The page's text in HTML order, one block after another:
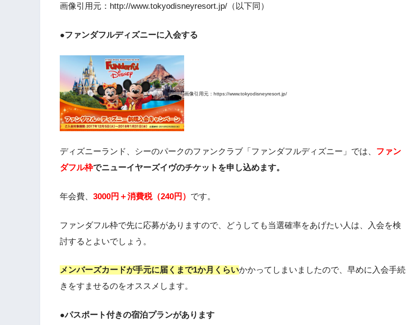
画像引用元：http://www.tokyodisneyresort.jp/（以下同）
●ファンダフルディズニーに入会する
画像引用元：https://www.tokyodisneyresort.jp/
ディズニーランド、シーのパークのファンクラブ「ファンダフルディズニー」では、 ファン
ダフル枠でニューイヤーズイヴのチケットを申し込めます。
年会費、 3000円＋消費税（240円） です。
ファンダフル枠で先に応募がありますので、どうしても当選確率をあげたい人は、入会を検
討するとよいでしょう。
メンバーズカードが手元に届くまで1か月くらいかかってしまいましたので、早めに入会手続
きをすませるのをオススメします。
●パスポート付きの宿泊プランがあります